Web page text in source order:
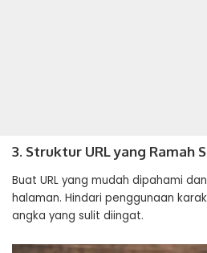
3. Struktur URL yang Ramah
Buat URL yang mudah dipahami
halaman. Hindari penggunaan
angka yang sulit diingat.